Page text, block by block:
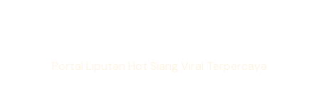
Portal Liputan Hot Siang Viral Terpercaya